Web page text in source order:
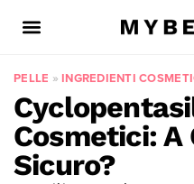
PELLE » INGREDIENTI
Cosmetici: A
Sicuro?